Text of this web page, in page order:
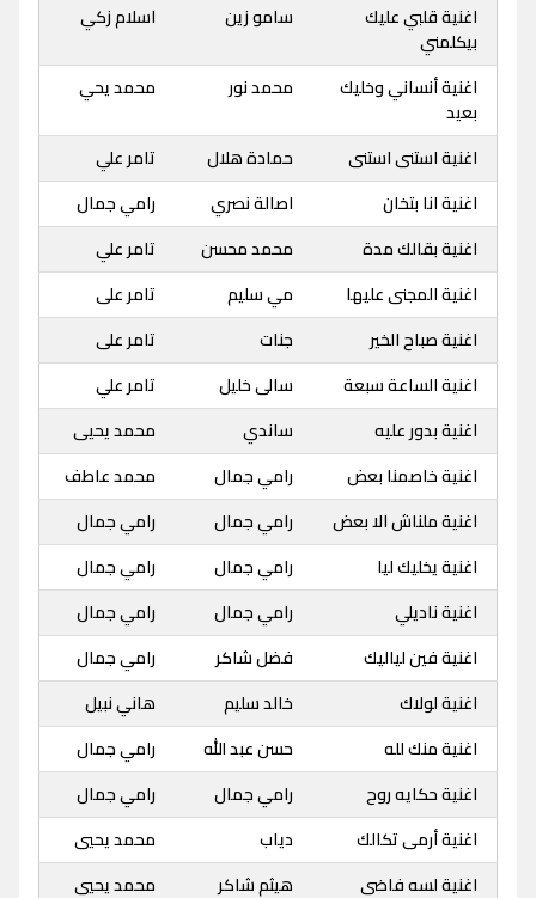
اغنية قلبي عليك
بيكلمني
سامو زين اسلام زكي
اغنية أنساني وخليك
بعيد
محمد نور محمد يحي
اغنية استنى استنى حمادة هلال
تامر علي
اغنية انا بتخان
اصالة نصري
رامي جمال
اغنية بقالك مدة
محمد محسن
تامر علي
اغنية المجنى عليها
مي سليم
تامر على
اغنية صباح الخير
جنات
تامر على
اغنية الساعة سبعة
سالى خليل
تامر علي
اغنية بدور عليه
ساندي
محمد يحيى
اغنية خاصمنا بعض
رامي جمال
محمد عاطف
اغنية ملناش الا بعض
رامي جمال
رامي جمال
اغنية يخليك ليا
رامي جمال
رامي جمال
اغنية ناديلي
رامي جمال
رامي جمال
اغنية فين لياليك
فضل شاكر
رامي جمال
اغنية لولاك
خالد سليم
هاني نبيل
اغنية منك لله
حسن عبد الله
رامي جمال
اغنية حكايه روح
رامي جمال
رامي جمال
اغنية أرمى تكالك
دياب
محمد يحيي
اغنية لسه فاضى
هيثم شاكر محمد يحيي